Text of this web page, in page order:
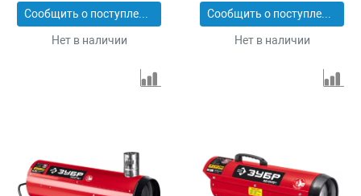
Сообщить о поступлении
Нет в наличии
Сообщить о поступлении
Нет в наличии